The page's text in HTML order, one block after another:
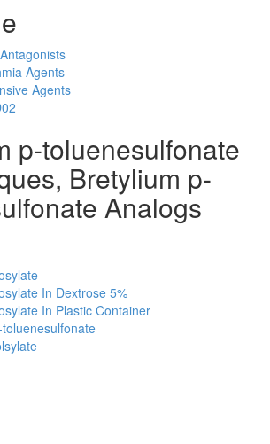
Agents
Agents
p-toluenesulfonate
Bretylium p-
Analogs
In Dextrose 5%
In Plastic Container